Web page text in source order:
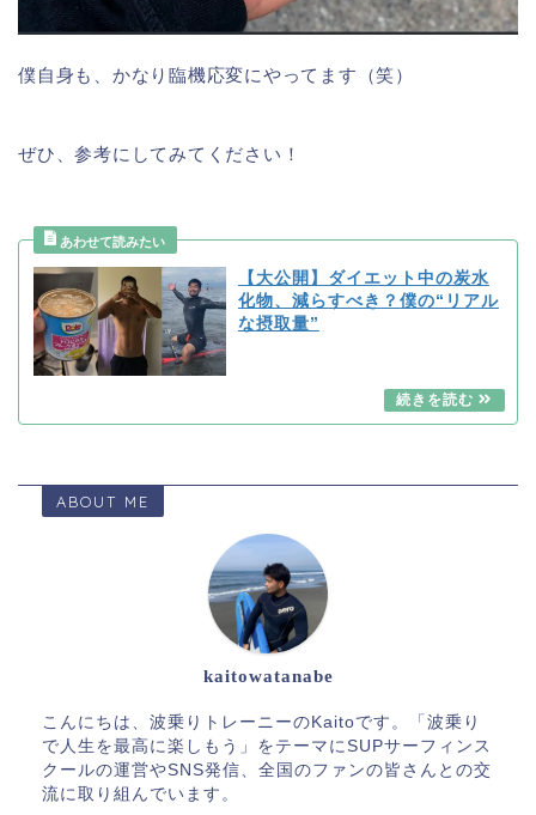
僕自身も、かなり臨機応変にやってます（笑）
ぜひ、参考にしてみてください！
【大公開】ダイエット中の炭水
化物、減らすべき？僕の“リアル
な摂取量”
ABOUT ME
kaitowatanabe
こんにちは、波乗りトレーニーのKaitoです。「波乗り
で人生を最高に楽しもう」をテーマにSUPサーフィンス
クールの運営やSNS発信、全国のファンの皆さんとの交
流に取り組んでいます。